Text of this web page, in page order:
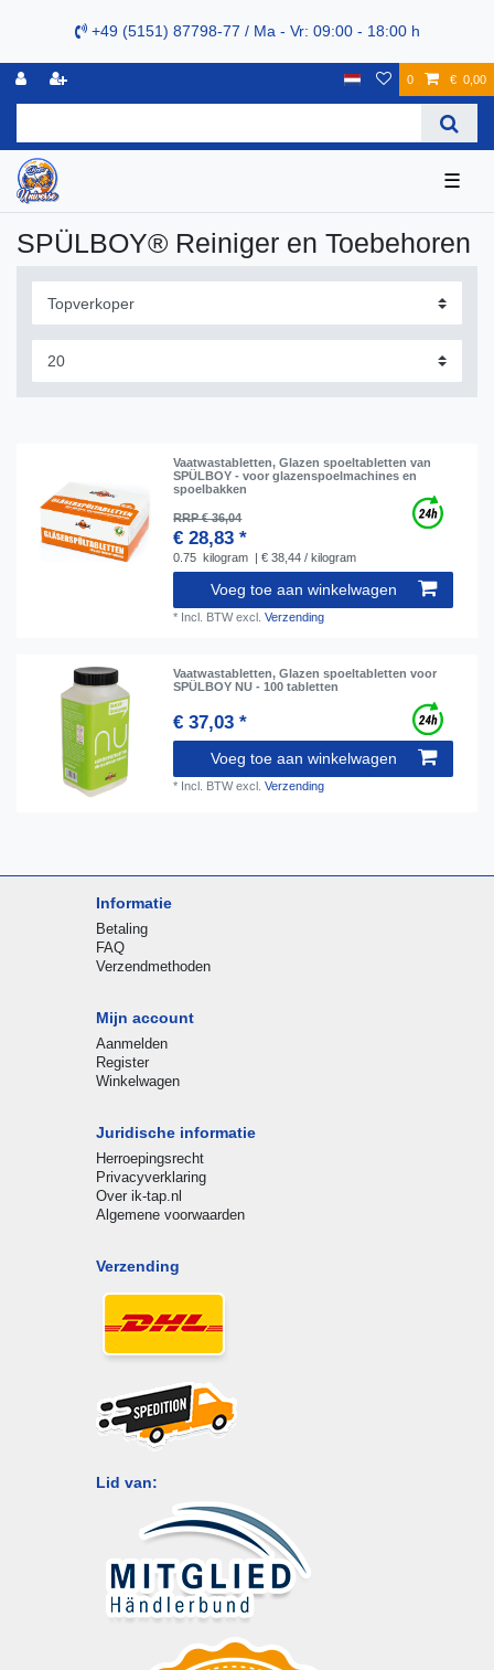
+49 (5151) 87798-77 / Ma - Vr: 09:00 - 18:00 h
0 € 0,00
☰
SPÜLBOY® Reiniger en Toebehoren
Vaatwastabletten, Glazen spoeltabletten van
SPÜLBOY - voor glazenspoelmachines en
spoelbakken
RRP € 36,04
€ 28,83 *
0.75 kilogram | € 38,44 / kilogram
Voeg toe aan winkelwagen
* Incl. BTWexcl.Verzending
Vaatwastabletten, Glazen spoeltabletten voor
SPÜLBOY NU - 100 tabletten
€ 37,03 *
Voeg toe aan winkelwagen
* Incl. BTWexcl.Verzending
Informatie
Betaling
FAQ
Verzendmethoden
Mijn account
Aanmelden
Register
Winkelwagen
Juridische informatie
Herroepingsrecht
Privacyverklaring
Over ik-tap.nl
Algemene voorwaarden
Verzending
Lid van: